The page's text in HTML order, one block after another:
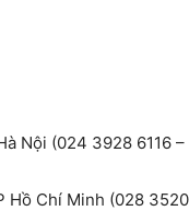
Nội (024 3928 6116
Hồ Chí Minh (028